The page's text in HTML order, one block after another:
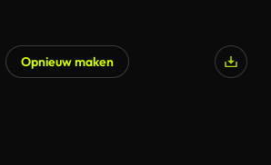
Opnieuw maken